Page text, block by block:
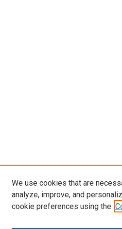
We use cookies that are
analyze, improve, and
cookie preferences using the